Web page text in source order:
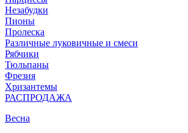
Незабудки
Пионы
Пролеска
Различные луковичные и смеси
Рябчики
Тюльпаны
Фрезия
Хризантемы
РАСПРОДАЖА
Весна